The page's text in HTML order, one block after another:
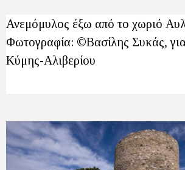
Ανεμόμυλος έξω από το χωριό
Φωτογραφία: ©Βασίλης Συκάς,
Κύμης-Αλιβερίου